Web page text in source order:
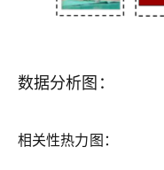
数据分析图：
相关性热力图：